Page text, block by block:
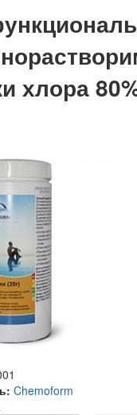
хлора
Chemoform